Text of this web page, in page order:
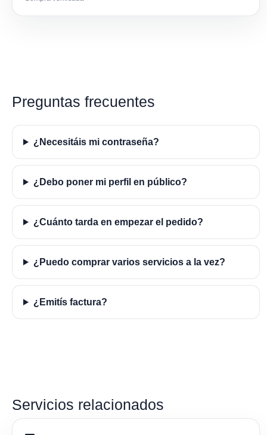
Preguntas frecuentes
¿Necesitáis mi contraseña?
¿Debo poner mi perfil en público?
¿Cuánto tarda en empezar el pedido?
¿Puedo comprar varios servicios a la vez?
¿Emitís factura?
Servicios relacionados